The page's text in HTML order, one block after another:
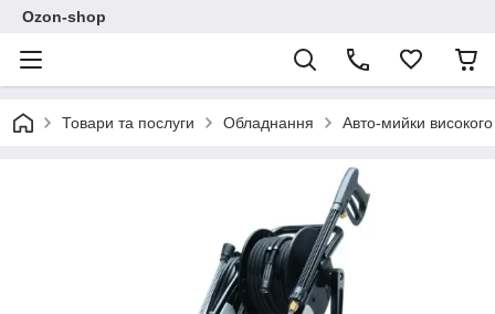
Ozon-shop
Товари та послуги Обладнання Авто-мийки високого